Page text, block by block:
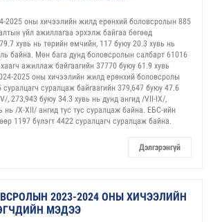
2025 оны хичээлийн жилд ерөнхий боловсролын 885
үйл ажиллагаа эрхэлж байгаа бөгөөд
хувь нь төрийн өмчийн, 117 буюу 20.3 хувь нь
байна. Мөн бага дунд боловсролын салбарт 61016
ажиллаж байгаагийн 37770 буюу 61.9 хувь
2025 оны хичээлийн жилд ерөнхий боловсролы
суралцагч суралцаж байгаагийн 379,647 буюу 47.6
, 273,943 буюу 34.3 хувь нь дунд ангид /VII-IX/,
нь /X-XII/ ангид тус тус суралцаж байна. ЕБС-ийн
1197 бүлэгт 4422 суралцагч суралцаж байна.
Дэлгэрэнгүй
2023-2024 ОНЫ ХИЧЭЭЛИЙН
МЭДЭЭ